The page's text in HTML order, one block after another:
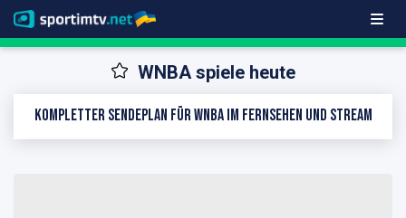
WNBA spiele heute
Kompletter Sendeplan für WNBA im Fernsehen und Stream